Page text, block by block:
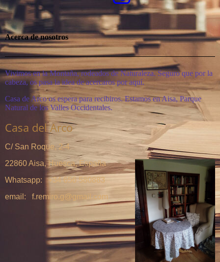
Acerca de nosotros
Vivimos en la Montaña, rodeados de Naturaleza. Seguro que por la
cabeza, os pasa la idea de acercaros por aquí.
Casa de Arco os espera para recibiros. Estamos en Aisa, Parque
Natural de los Valles Occidentales.
Casa del Arco
C/ San Roque, 2-4
22860 Aisa, Huesca, España
Whatsapp: +34 656 580883
email: f.remiro.g@gmail.com